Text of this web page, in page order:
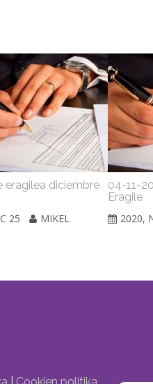
eragilea diciembre
25
MIKEL
04-11-
Eragile
2020,